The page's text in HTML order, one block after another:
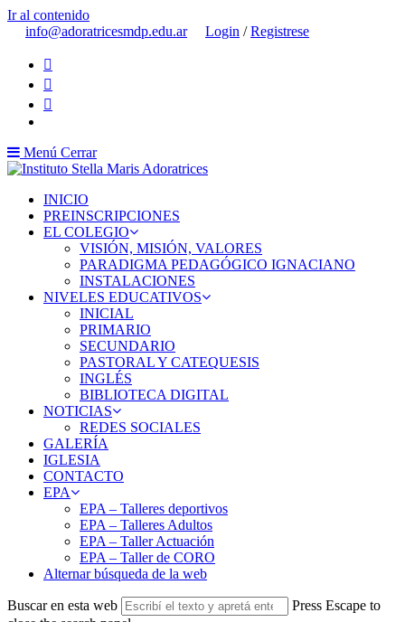
Ir al contenido
info@adoratricesmdp.edu.ar
Login /Registrese
Menú Cerrar
INICIO
PREINSCRIPCIONES
EL COLEGIO
VISIÓN, MISIÓN, VALORES
PARADIGMA PEDAGÓGICO IGNACIANO
INSTALACIONES
NIVELES EDUCATIVOS
INICIAL
PRIMARIO
SECUNDARIO
PASTORAL Y CATEQUESIS
INGLÉS
BIBLIOTECA DIGITAL
NOTICIAS
REDES SOCIALES
GALERÍA
IGLESIA
CONTACTO
EPA
EPA – Talleres deportivos
EPA – Talleres Adultos
EPA – Taller Actuación
EPA – Taller de CORO
Alternar búsqueda de la web
Buscar en esta web
Press Escape to